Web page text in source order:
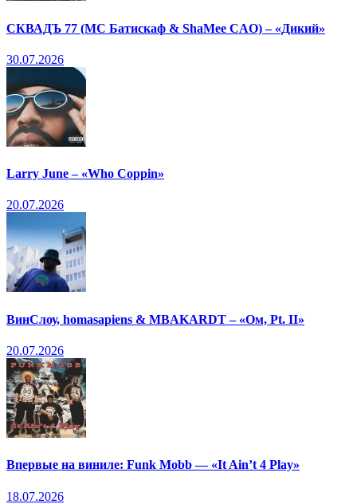
СКВАДЪ 77 (МС Батискаф & ShaMee CAO) – «Дикий»
30.07.2026
Larry June – «Who Coppin»
20.07.2026
ВинСлоу, homasapiens & MBAKARDT – «Ом, Pt. II»
20.07.2026
Впервые на виниле: Funk Mobb — «It Ain’t 4 Play»
18.07.2026